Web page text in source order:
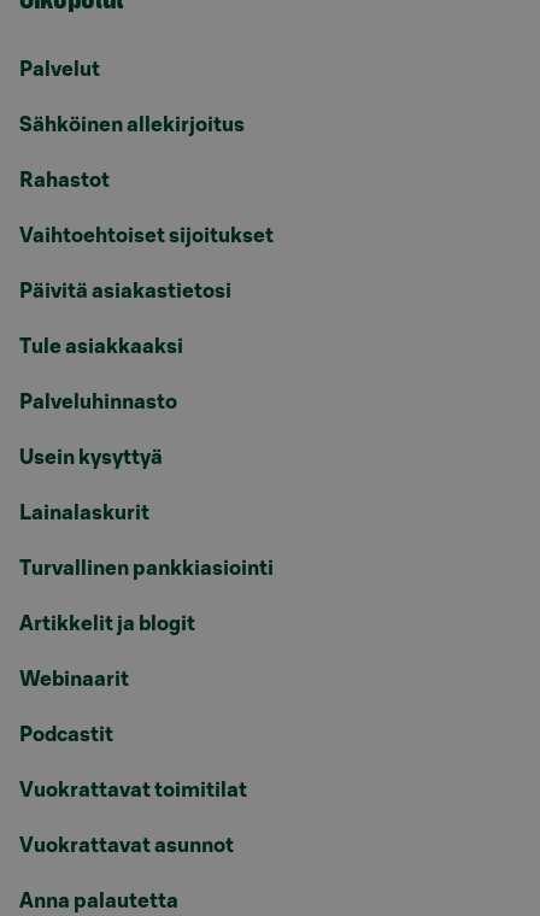
Palvelut
Sähköinen allekirjoitus
Rahastot
Vaihtoehtoiset sijoitukset
Päivitä asiakastietosi
Tule asiakkaaksi
Palveluhinnasto
Usein kysyttyä
Lainalaskurit
Turvallinen pankkiasiointi
Artikkelit ja blogit
Webinaarit
Podcastit
Vuokrattavat toimitilat
Vuokrattavat asunnot
Anna palautetta